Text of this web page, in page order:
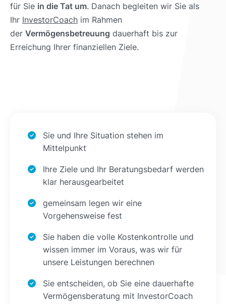
für Sie in die Tat um. Danach begleiten wir Sie als
Ihr InvestorCoach im Rahmen
der Vermögensbetreuung dauerhaft bis zur
Erreichung Ihrer finanziellen Ziele.
Sie und Ihre Situation stehen im
Mittelpunkt
Ihre Ziele und Ihr Beratungsbedarf werden
klar herausgearbeitet
gemeinsam legen wir eine
Vorgehensweise fest
Sie haben die volle Kostenkontrolle und
wissen immer im Voraus, was wir für
unsere Leistungen berechnen
Sie entscheiden, ob Sie eine dauerhafte
Vermögensberatung mit InvestorCoach